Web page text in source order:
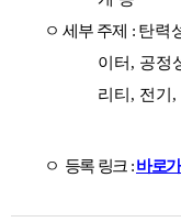
ㅇ 세부 주제 : 탄력
이터, 공정
리티, 전기 ,
ㅇ 등록 링크 :바로가